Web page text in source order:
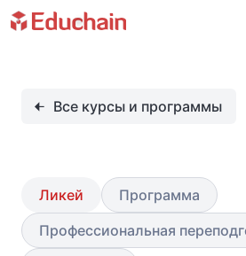
Все курсы и программы
Ликей
Программа
Профессиональная